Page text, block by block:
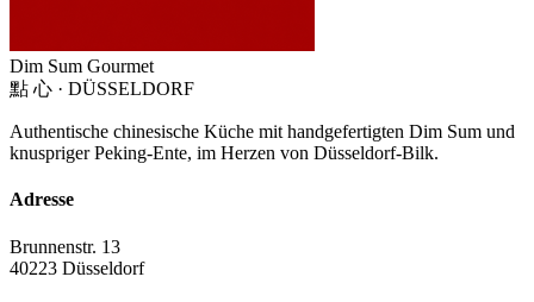
Dim Sum Gourmet
點 心 · DÜSSELDORF
Authentische chinesische Küche mit handgefertigten Dim Sum und
knuspriger Peking-Ente, im Herzen von Düsseldorf-Bilk.
Adresse
Brunnenstr. 13
40223 Düsseldorf